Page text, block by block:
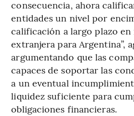
consecuencia, ahora
entidades un nivel por
calificación a largo plazo en
extranjera para Argentina”,
argumentando que las
capaces de soportar las
a un eventual
liquidez suficiente para
obligaciones financieras.